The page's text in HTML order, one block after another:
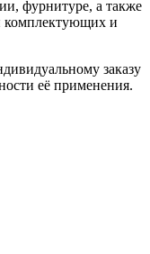
фурнитуре, а также
комплектующих и
заказу
её применения.